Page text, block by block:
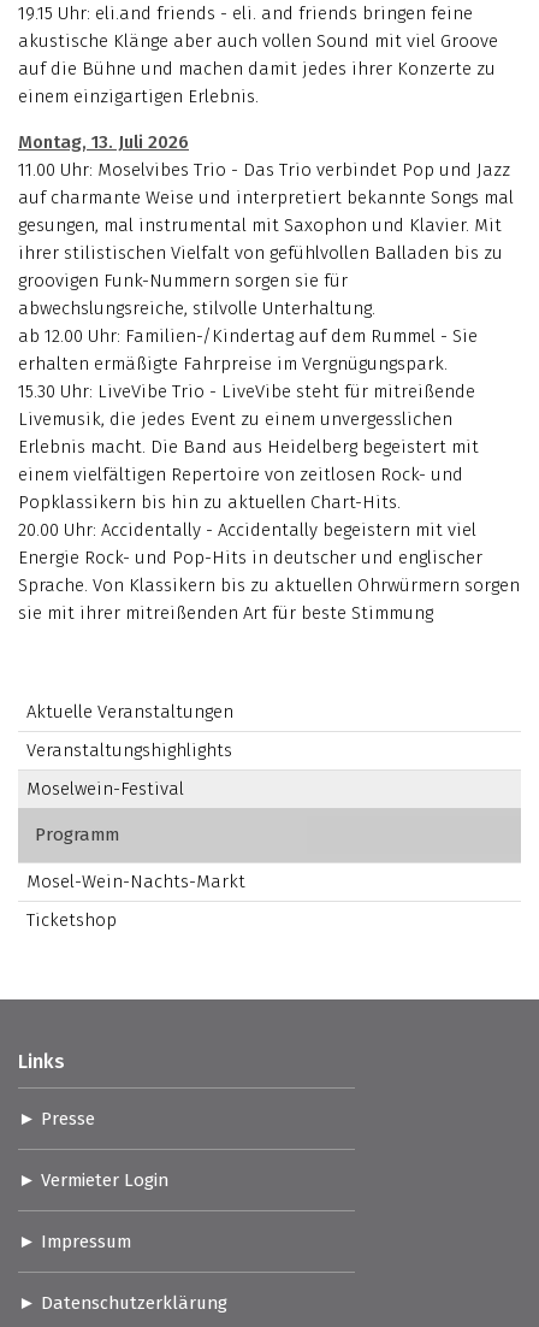
19.15 Uhr: eli.and friends - eli. and friends bringen feine
akustische Klänge aber auch vollen Sound mit viel Groove
auf die Bühne und machen damit jedes ihrer Konzerte zu
einem einzigartigen Erlebnis.
Montag, 13. Juli 2026
11.00 Uhr: Moselvibes Trio - Das Trio verbindet Pop und Jazz
auf charmante Weise und interpretiert bekannte Songs mal
gesungen, mal instrumental mit Saxophon und Klavier. Mit
ihrer stilistischen Vielfalt von gefühlvollen Balladen bis zu
groovigen Funk-Nummern sorgen sie für
abwechslungsreiche, stilvolle Unterhaltung.
ab 12.00 Uhr: Familien-/Kindertag auf dem Rummel - Sie
erhalten ermäßigte Fahrpreise im Vergnügungspark.
15.30 Uhr: LiveVibe Trio - LiveVibe steht für mitreißende
Livemusik, die jedes Event zu einem unvergesslichen
Erlebnis macht. Die Band aus Heidelberg begeistert mit
einem vielfältigen Repertoire von zeitlosen Rock- und
Popklassikern bis hin zu aktuellen Chart-Hits.
20.00 Uhr: Accidentally - Accidentally begeistern mit viel
Energie Rock- und Pop-Hits in deutscher und englischer
Sprache. Von Klassikern bis zu aktuellen Ohrwürmern sorgen
sie mit ihrer mitreißenden Art für beste Stimmung
Aktuelle Veranstaltungen
Veranstaltungshighlights
Moselwein-Festival
Programm
Mosel-Wein-Nachts-Markt
Ticketshop
Links
Presse
Vermieter Login
Impressum
Datenschutzerklärung